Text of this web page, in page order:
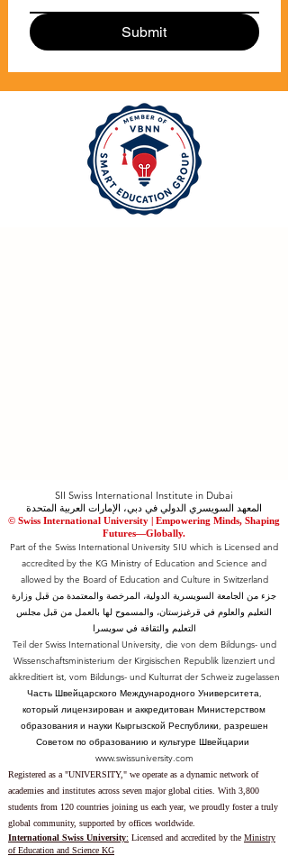
Submit
SII Swiss International Institute in Dubai
المعهد السويسري الدولي في دبي، الإمارات العربية المتحدة
© Swiss International University | ​Empowering Minds, Shaping
Futures—Globally.
Part of the Swiss International University SIU which is Licensed and
accredited by the KG Ministry of Education and Science and
allowed by the Board of Education and Culture in Switzerland
جزء من الجامعة السويسرية الدولية، المرخصة والمعتمدة من قبل وزارة
التعليم والعلوم في قرغيزستان، والمسموح لها بالعمل من قبل مجلس
التعليم والثقافة في سويسرا
Teil der Swiss International University, die von dem Bildungs- und
Wissenschaftsministerium der Kirgisischen Republik lizenziert und
akkreditiert ist, vom Bildungs- und Kulturrat der Schweiz zugelassen
Часть Швейцарского Международного Университета,
который лицензирован и аккредитован Министерством
образования и науки Кыргызской Республики, разрешен
Советом по образованию и культуре Швейцарии
www.swissuniversity.com
Registered as a "UNIVERSITY," we operate as a dynamic network of
academies and institutes across seven major global cities. With 3,800
students from 120 countries joining us each year, we proudly foster a truly
global community, supported by offices worldwide.
International Swiss University: Licensed and accredited by the Ministry
of Education and Science KG